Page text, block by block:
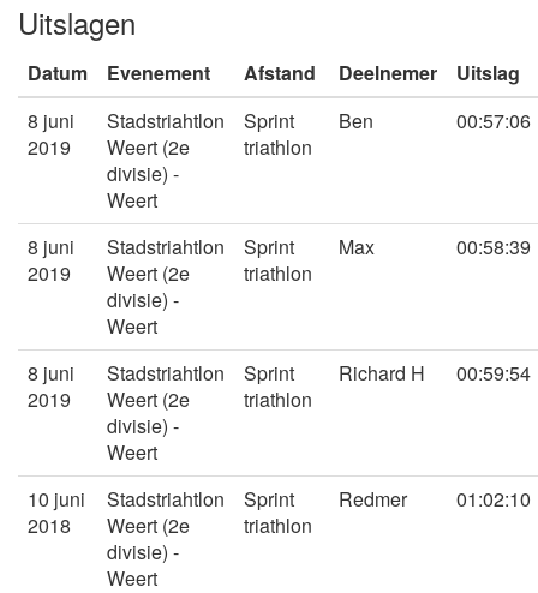
Uitslagen
Datum Evenement Afstand Deelnemer
Uitslag
8 juni
2019
Stadstriahtlon
Weert (2e
divisie) -
Weert
Sprint
triathlon
Ben 00:57:06
8 juni
2019
Stadstriahtlon
Weert (2e
divisie) -
Weert
Sprint
triathlon
Max 00:58:39
8 juni
2019
Stadstriahtlon
Weert (2e
divisie) -
Weert
Sprint
triathlon
Richard H 00:59:54
10 juni
2018
Stadstriahtlon
Weert (2e
divisie) -
Weert
Sprint
triathlon
Redmer 01:02:10